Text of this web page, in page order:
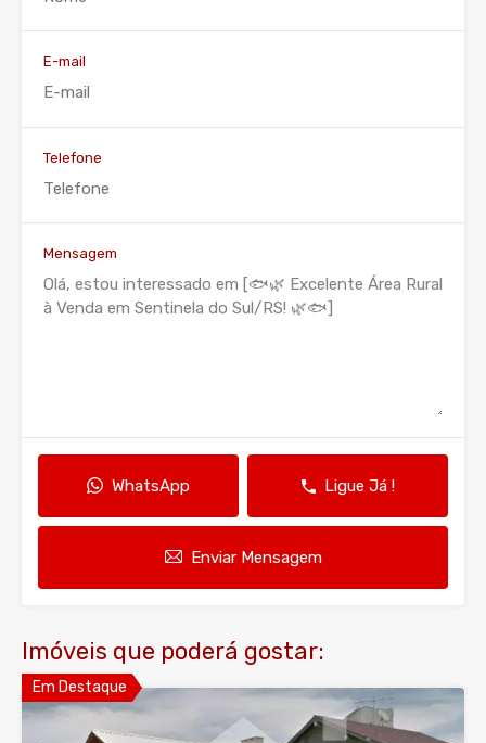
E-mail
Telefone
Mensagem
WhatsApp Ligue Já !
Enviar Mensagem
Imóveis que poderá gostar:
Em Destaque